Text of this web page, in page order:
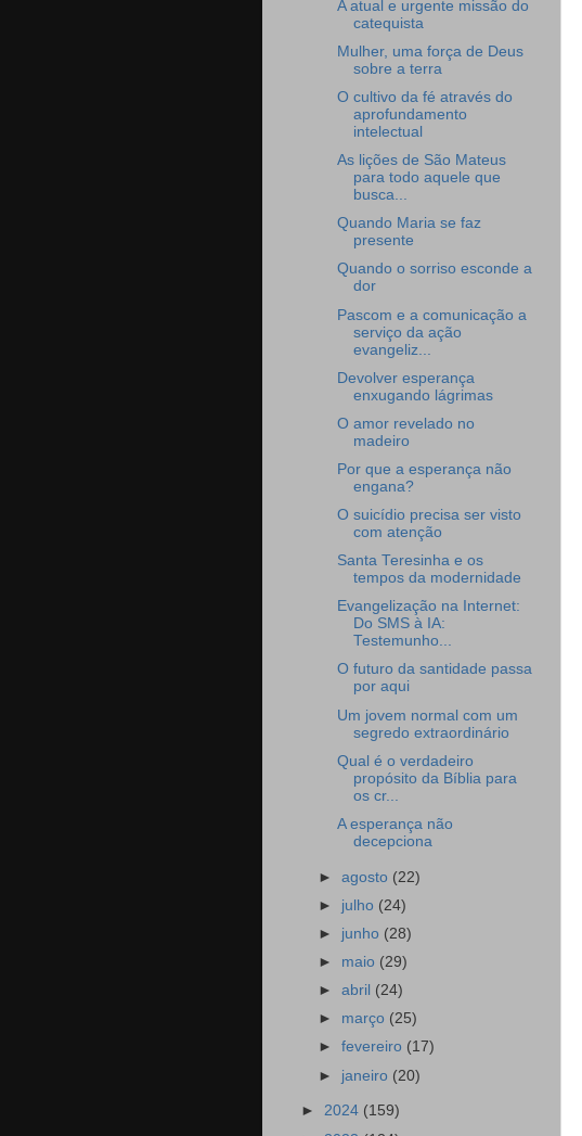
A atual e urgente missão do
catequista
Mulher, uma força de Deus
sobre a terra
O cultivo da fé através do
aprofundamento
intelectual
As lições de São Mateus
para todo aquele que
busca...
Quando Maria se faz
presente
Quando o sorriso esconde a
dor
Pascom e a comunicação a
serviço da ação
evangeliz...
Devolver esperança
enxugando lágrimas
O amor revelado no
madeiro
Por que a esperança não
engana?
O suicídio precisa ser visto
com atenção
Santa Teresinha e os
tempos da modernidade
Evangelização na Internet:
Do SMS à IA:
Testemunho...
O futuro da santidade passa
por aqui
Um jovem normal com um
segredo extraordinário
Qual é o verdadeiro
propósito da Bíblia para
os cr...
A esperança não
decepciona
►agosto (22)
► julho (24)
► junho (28)
► maio (29)
►abril (24)
► março (25)
►fevereiro (17)
► janeiro (20)
► 2024 (159)